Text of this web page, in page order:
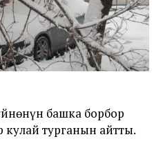
башка борбор
турганын айтты.